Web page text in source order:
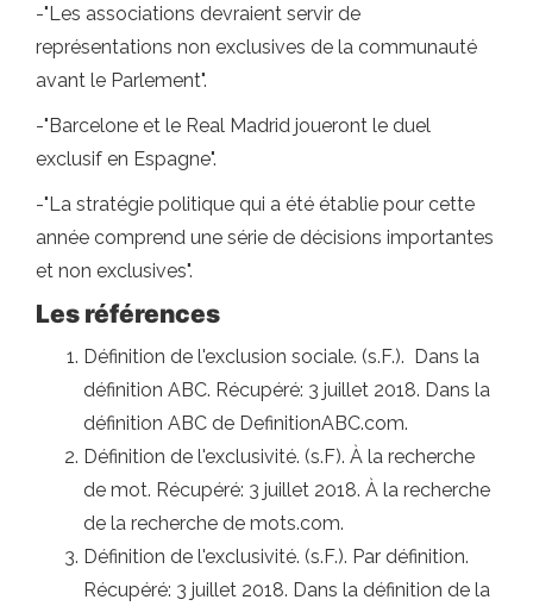
-"Les associations devraient servir de
représentations non exclusives de la communauté
avant le Parlement".
-"Barcelone et le Real Madrid joueront le duel
exclusif en Espagne".
-"La stratégie politique qui a été établie pour cette
année comprend une série de décisions importantes
et non exclusives".
Les références
Définition de l'exclusion sociale. (s.F.). Dans la
définition ABC. Récupéré: 3 juillet 2018. Dans la
définition ABC de DefinitionABC.com.
Définition de l'exclusivité. (s.F). À la recherche
de mot. Récupéré: 3 juillet 2018. À la recherche
de la recherche de mots.com.
Définition de l'exclusivité. (s.F.). Par définition.
Récupéré: 3 juillet 2018. Dans la définition de la